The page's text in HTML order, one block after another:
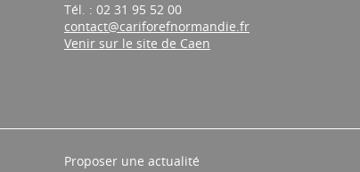
Tél. : 02 31 95 52 00
contact@cariforefnormandie.fr
Venir sur le site de Caen
Proposer une actualité